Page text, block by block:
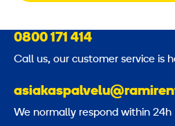
0800 171 414
Call us, our customer service is
We normally respond within 24h